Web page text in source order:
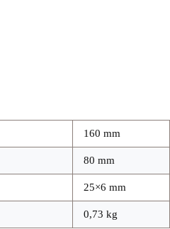
160 mm
80 mm
25×6 mm
0,73 kg